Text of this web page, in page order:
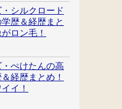
シルクロード
歴＆経歴まと
ロン毛！
ぺけたんの高
経歴まとめ！
イ！